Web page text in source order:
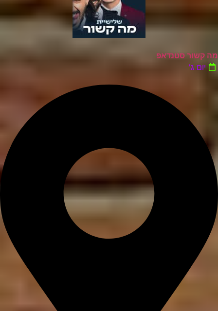
מה קשור סטנדאפ
יום ג'